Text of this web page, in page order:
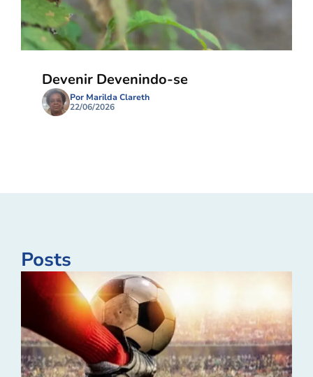
Devenir Devenindo-se
Por Marilda Clareth
22/06/2026
Posts